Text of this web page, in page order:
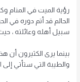
رؤية الميت في المنام
الحالم قد أتم دوره في
سبيل أهله وعائلته ،
بينما يرى الكثيرون أن
والطيبة التي ستأتي